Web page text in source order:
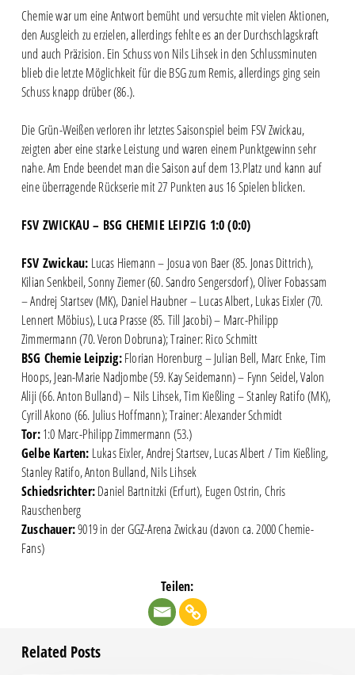
Chemie war um eine Antwort bemüht und versuchte mit vielen Aktionen,
den Ausgleich zu erzielen, allerdings fehlte es an der Durchschlagskraft
und auch Präzision. Ein Schuss von Nils Lihsek in den Schlussminuten
blieb die letzte Möglichkeit für die BSG zum Remis, allerdings ging sein
Schuss knapp drüber (86.).
Die Grün-Weißen verloren ihr letztes Saisonspiel beim FSV Zwickau,
zeigten aber eine starke Leistung und waren einem Punktgewinn sehr
nahe. Am Ende beendet man die Saison auf dem 13.Platz und kann auf
eine überragende Rückserie mit 27 Punkten aus 16 Spielen blicken.
FSV ZWICKAU – BSG CHEMIE LEIPZIG 1:0 (0:0)
FSV Zwickau: Lucas Hiemann – Josua von Baer (85. Jonas Dittrich),
Kilian Senkbeil, Sonny Ziemer (60. Sandro Sengersdorf), Oliver Fobassam
– Andrej Startsev (MK), Daniel Haubner – Lucas Albert, Lukas Eixler (70.
Lennert Möbius), Luca Prasse (85. Till Jacobi) – Marc-Philipp
Zimmermann (70. Veron Dobruna); Trainer: Rico Schmitt
BSG Chemie Leipzig:Florian Horenburg – Julian Bell, Marc Enke, Tim
Hoops, Jean-Marie Nadjombe (59. Kay Seidemann) – Fynn Seidel, Valon
Aliji (66. Anton Bulland) – Nils Lihsek, Tim Kießling – Stanley Ratifo (MK),
Cyrill Akono (66. Julius Hoffmann); Trainer: Alexander Schmidt
Tor:1:0 Marc-Philipp Zimmermann (53.)
Gelbe Karten: Lukas Eixler, Andrej Startsev, Lucas Albert / Tim Kießling,
Stanley Ratifo, Anton Bulland, Nils Lihsek
Schiedsrichter:Daniel Bartnitzki (Erfurt), Eugen Ostrin, Chris
Rauschenberg
Zuschauer:9019 in der GGZ-Arena Zwickau (davon ca. 2000 Chemie-
Fans)
Teilen:
Related Posts